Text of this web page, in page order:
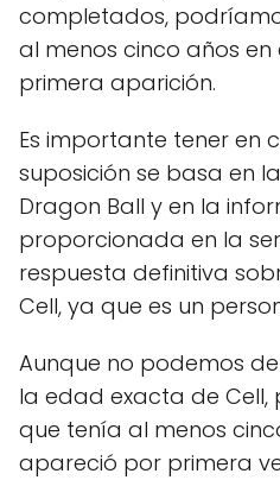
completados,
al menos cinco años
primera aparición.
Es importante tener en
suposición se basa en
Dragon Ball y en la
proporcionada en la
respuesta definitiva
Cell, ya que es un
Aunque no podemos
la edad exacta de Cell,
que tenía al menos
apareció por primera